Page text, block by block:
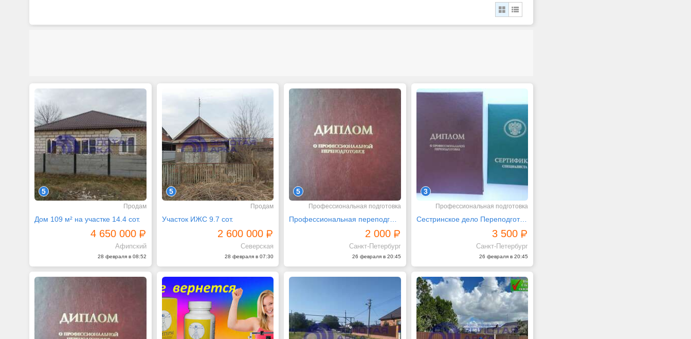
5
Продам
Дом 109 м² на участке 14.4 сот.
4 650 000
Афипский
28 февраля в 08:52
5
Продам
Участок ИЖС 9.7 сот.
2 600 000
Северская
28 февраля в 07:30
5
Профессиональная подготовка
2 000
Санкт-Петербург
26 февраля в 20:45
3
Профессиональная подготовка
Сестринское дело Переподготовка
3 500
Санкт-Петербург
26 февраля в 20:45